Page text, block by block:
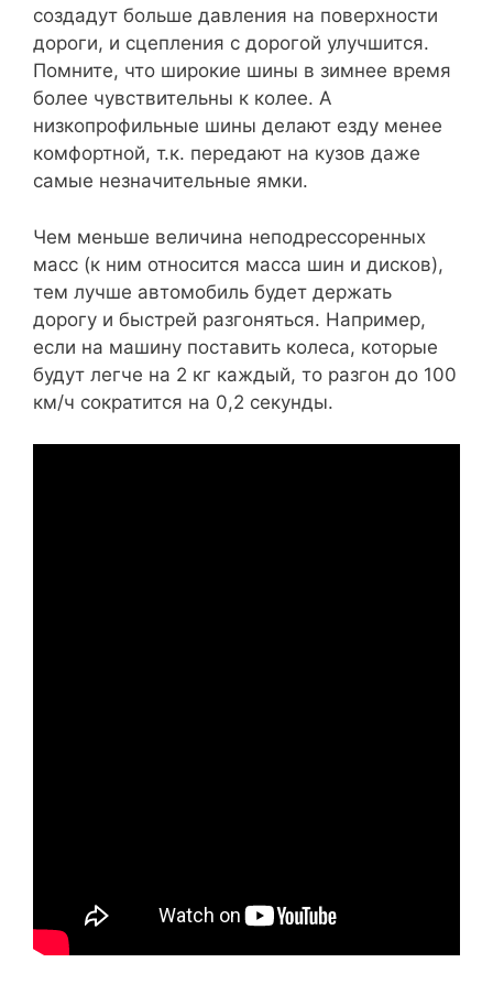
создадут больше давления на поверхности
дороги, и сцепления с дорогой улучшится.
Помните, что широкие шины в зимнее время
более чувствительны к колее. А
низкопрофильные шины делают езду менее
комфортной, т.к. передают на кузов даже
самые незначительные ямки.
Чем меньше величина неподрессоренных
масс (к ним относится масса шин и дисков),
тем лучше автомобиль будет держать
дорогу и быстрей разгоняться. Например,
если на машину поставить колеса, которые
будут легче на 2 кг каждый, то разгон до 100
км/ч сократится на 0,2 секунды.